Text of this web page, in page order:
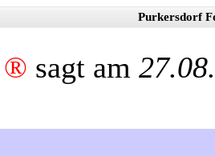
Purkersdorf
® sagt am